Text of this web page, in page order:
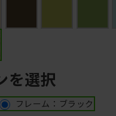
を選択
フレーム：ブラック